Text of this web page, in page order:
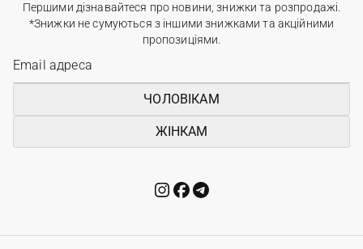
Першими дізнавайтеся про новини, знижки та розпродажі.
*Знижки не сумуються з іншими знижками та акційними
пропозиціями.
ЧОЛОВІКАМ
ЖІНКАМ